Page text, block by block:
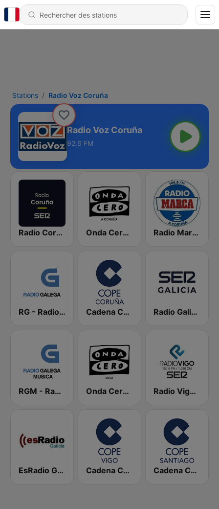
Stations Radio Voz Coruña
Radio Voz Coruña
92.6 FM
Radio Coruña SER Onda Cero A Coruña Radio Marca Coruña
RG - Radio Galega Cadena COPE Coruña Radio Galicia SER
RGM - Radio Galega Música Onda Cero Vigo Radio Vigo SER
EsRadio Galicia Cadena COPE Vigo Cadena COPE Santiago